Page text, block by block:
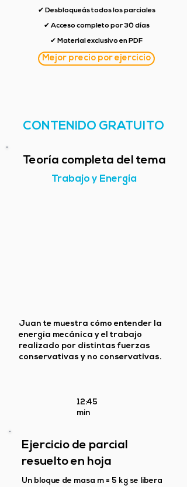
✔ Desbloqueás todos los parciales
✔ Acceso completo por 30 días
✔ Material exclusivo en PDF
Mejor precio por ejercicio
CONTENIDO GRATUITO
Teoría completa del tema
Trabajo y Energía
Juan te muestra cómo entender la
energía mecánica y el trabajo
realizado por distintas fuerzas
conservativas y no conservativas.
12:45
min
Ejercicio de parcial
resuelto en hoja
Un bloque de masa m = 5 kg se libera